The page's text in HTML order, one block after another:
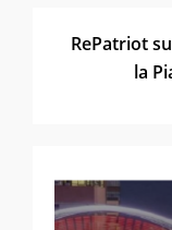
RePatriot
la